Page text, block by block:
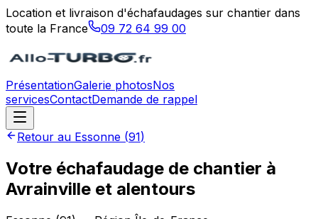
Location et livraison d'échafaudages sur chantier dans
toute la France
09 72 64 99 00
PrésentationGalerie photosNos
servicesContactDemande de rappel
Retour au Essonne (91)
Votre échafaudage de chantier à
Avrainville et alentours